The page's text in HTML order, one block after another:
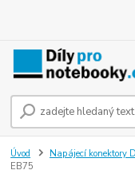
Úvod Napájecí konektory
EB75